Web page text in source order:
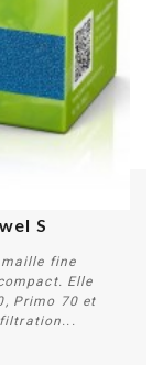
S
maille fine
Elle
Primo 70 et